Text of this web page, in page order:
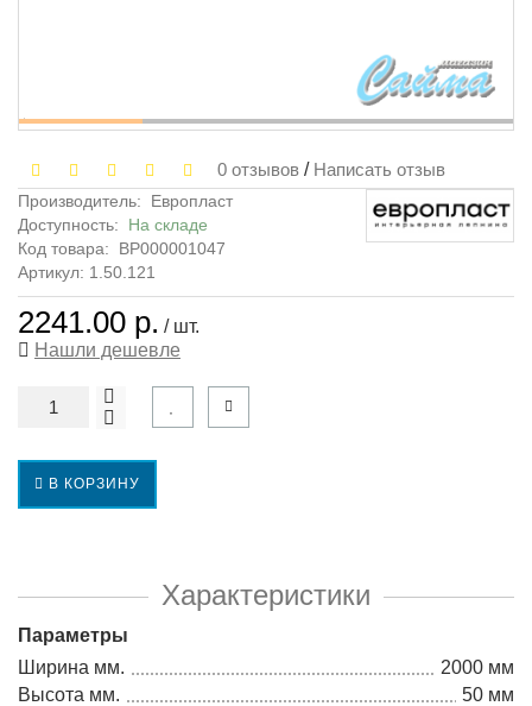
0 отзывов / Написать отзыв
Производитель:
Европласт
Доступность: На складе
Код товара:
ВР000001047
Артикул: 1.50.121
2241.00 р. / шт.
Нашли дешевле
В КОРЗИНУ
Характеристики
Параметры
Ширина мм.
2000 мм
Высота мм.
50 мм